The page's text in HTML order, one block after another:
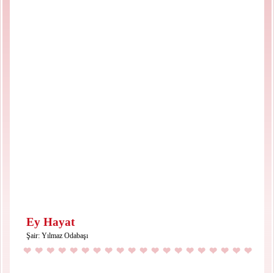
Ey Hayat
Şair: Yılmaz Odabaşı